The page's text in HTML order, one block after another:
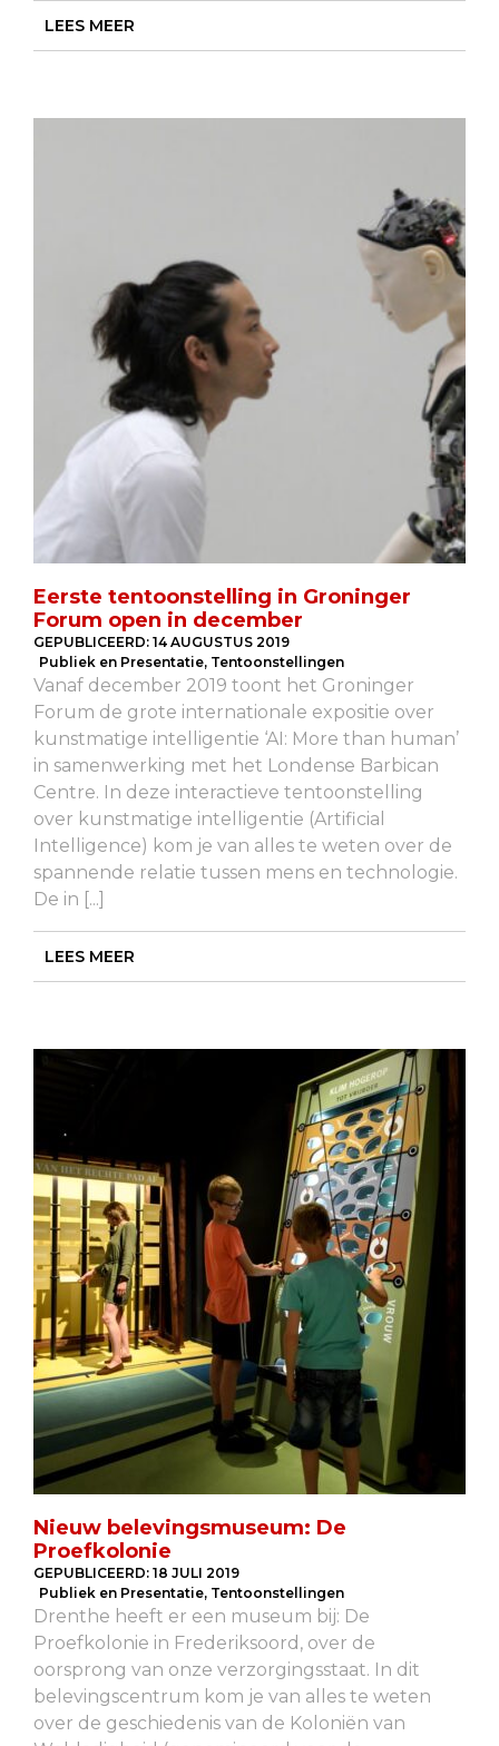
LEES MEER
Eerste tentoonstelling in Groninger
Forum open in december
GEPUBLICEERD: 14 AUGUSTUS 2019
Publiek en Presentatie, Tentoonstellingen
Vanaf december 2019 toont het Groninger
Forum de grote internationale expositie over
kunstmatige intelligentie ‘AI: More than human’
in samenwerking met het Londense Barbican
Centre. In deze interactieve tentoonstelling
over kunstmatige intelligentie (Artificial
Intelligence) kom je van alles te weten over de
spannende relatie tussen mens en technologie.
De in [...]
LEES MEER
Nieuw belevingsmuseum: De
Proefkolonie
GEPUBLICEERD: 18 JULI 2019
Publiek en Presentatie, Tentoonstellingen
Drenthe heeft er een museum bij: De
Proefkolonie in Frederiksoord, over de
oorsprong van onze verzorgingsstaat. In dit
belevingscentrum kom je van alles te weten
over de geschiedenis van de Koloniën van